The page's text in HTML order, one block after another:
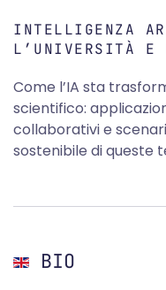
INTELLIGENZA
L’UNIVERSITÀ E
Come l’IA sta
scientifico:
collaborativi e
sostenibile di queste
BIO